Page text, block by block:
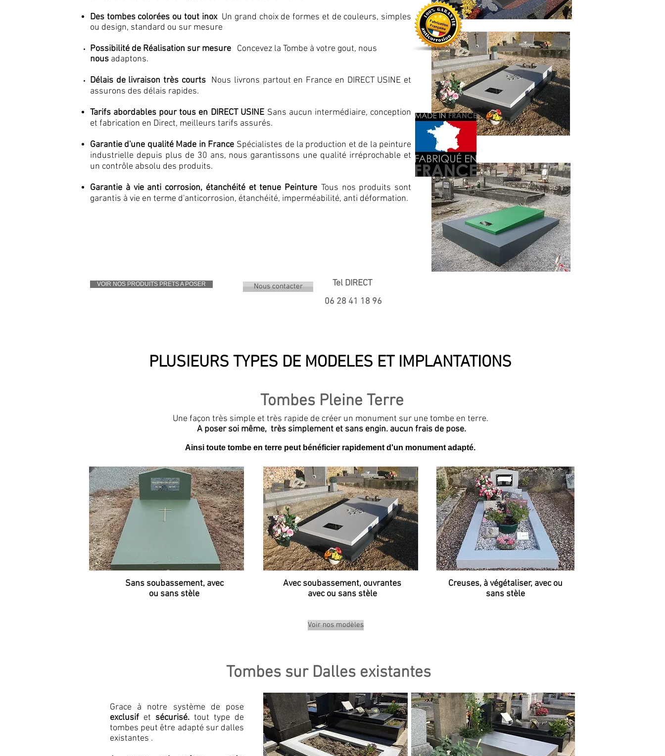
Des tombes colorées ou tout inox Un grand choix de formes et de couleurs, simples
ou design, standard ou sur mesure
Possibilité de Réalisation sur mesure
Concevez la Tombe à votre gout, nous
nous adaptons.
Délais de livraisontrès courts Nous livrons partout en France en DIRECT USINE et
assurons des délais rapides.
Tarifs abordables pour tous en DIRECT USINE Sans aucun intermédiaire, conception
et fabrication en Direct, meilleurs tarifs assurés.
Garantie d'une qualité Made in France Spécialistes de la production et de la peinture
industrielle depuis plus de 30 ans, nous garantissons une qualité irréprochable et
un contrôle absolu des produits.
Garantie à vie anti corrosion, étanchéité et tenue Peinture Tous nos produits sont
garantis à vie en terme d'anticorrosion, étanchéité, imperméabilité, anti déformation.
VOIR NOS PRODUITS PRETS A POSER Nous contacter
Tel DIRECT
06 28 41 18 96
PLUSIEURS TYPES DE MODELES ET IMPLANTATIONS
Tombes Pleine Terre
Une façon très simple et très rapide de créer un monument sur une tombe en terre.
A poser soi même, très simplement et sans engin. aucun frais de pose.
Ainsi toute tombe en terre peut bénéficier rapidement d'un monument adapté.
Sans soubassement, avec
ou sans stèle
Avec soubassement, ouvrantes
avecou sans stèle
Creuses, à végétaliser, avec ou
sans stèle
Voir nos modèles
Tombes sur Dalles existantes
Grace à notre système de pose
exclusif et sécurisé. tout type de
tombes peut être adapté sur dalles
existantes .